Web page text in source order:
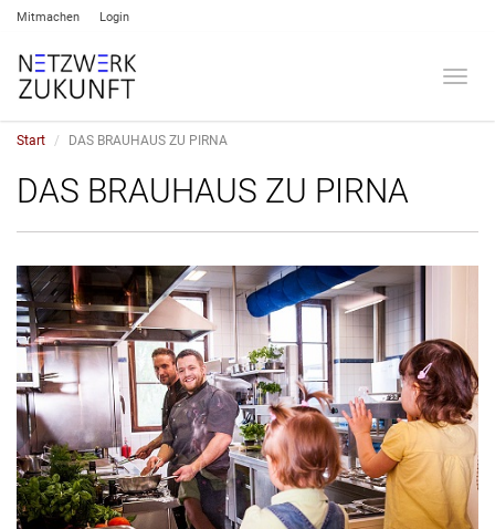
Mitmachen Login
Start DAS BRAUHAUS ZU PIRNA
DAS BRAUHAUS ZU PIRNA